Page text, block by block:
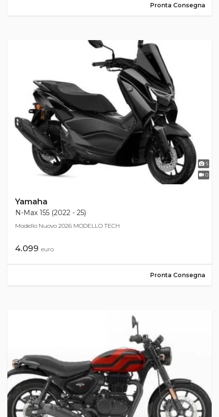
Pronta Consegna
5
0
Yamaha
N-Max 155 (2022 - 25)
Modello Nuovo 2026 MODELLO TECH
4.099 euro
Pronta Consegna